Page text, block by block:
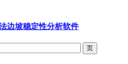
边坡稳定性分析软件